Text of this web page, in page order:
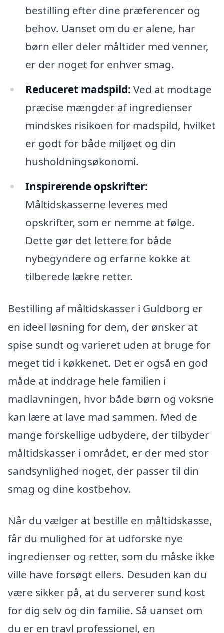
bestilling efter dine præferencer og
behov. Uanset om du er alene, har
børn eller deler måltider med venner,
er der noget for enhver smag.
Reduceret madspild: Ved at modtage
præcise mængder af ingredienser
mindskes risikoen for madspild, hvilket
er godt for både miljøet og din
husholdningsøkonomi.
Inspirerende opskrifter:
Måltidskasserne leveres med
opskrifter, som er nemme at følge.
Dette gør det lettere for både
nybegyndere og erfarne kokke at
tilberede lækre retter.
Bestilling af måltidskasser i Guldborg er
en ideel løsning for dem, der ønsker at
spise sundt og varieret uden at bruge for
meget tid i køkkenet. Det er også en god
måde at inddrage hele familien i
madlavningen, hvor både børn og voksne
kan lære at lave mad sammen. Med de
mange forskellige udbydere, der tilbyder
måltidskasser i området, er der med stor
sandsynlighed noget, der passer til din
smag og dine kostbehov.
Når du vælger at bestille en måltidskasse,
får du mulighed for at udforske nye
ingredienser og retter, som du måske ikke
ville have forsøgt ellers. Desuden kan du
være sikker på, at du serverer sund kost
for dig selv og din familie. Så uanset om
du er en travl professionel, en